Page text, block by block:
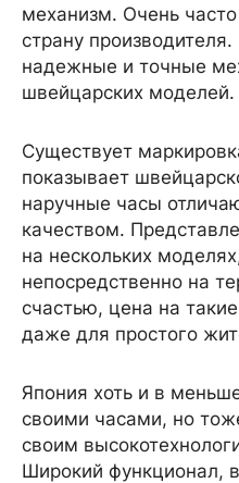
механизм. Очень
страну
надежные и точные
швейцарских моделей.
Существует
показывает
наручные часы
качеством.
на нескольких
непосредственно на
счастью, цена на
даже для простого
Япония хоть и в
своими часами, но
своим
Широкий функционал,